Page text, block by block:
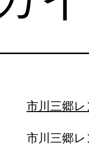
市川三郷レ
市川三郷